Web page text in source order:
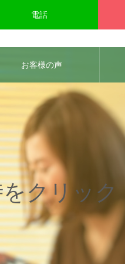
電話
お客様の声
クリック